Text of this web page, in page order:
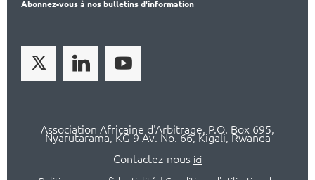
Abonnez-vous à nos bulletins d'information
Association Africaine d'Arbitrage, P.O. Box 695,
Nyarutarama, KG 9 Av. No. 66, Kigali, Rwanda
Contactez-nous ici